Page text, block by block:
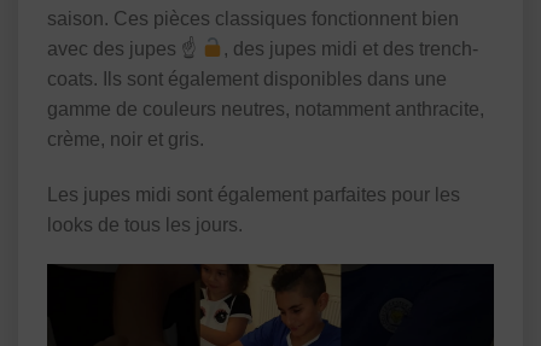
saison. Ces pièces classiques fonctionnent bien
avec des jupes ☝
, des jupes midi et des trench-
coats. Ils sont également disponibles dans une
gamme de couleurs neutres, notamment anthracite,
crème, noir et gris.
Les jupes midi sont également parfaites pour les
looks de tous les jours.